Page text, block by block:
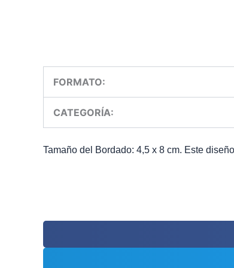
FORMATO:
CATEGORÍA:
Tamaño del Bordado: 4,5 x 8 cm. Este